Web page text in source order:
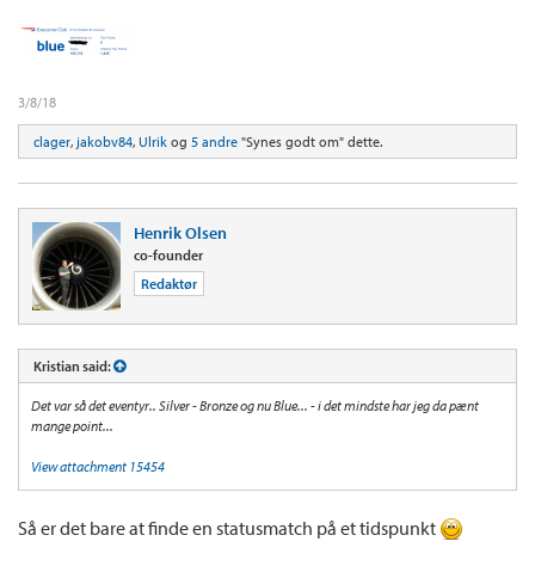
3/8/18
clager, jakobv84, Ulrik og 5 andre "Synes godt om" dette.
Henrik Olsen
co-founder
Redaktør
Kristian said:
Det var så det eventyr.. Silver - Bronze og nu Blue... - i det mindste har jeg da pænt
mange point...
View attachment 15454
Så er det bare at finde en statusmatch på et tidspunkt